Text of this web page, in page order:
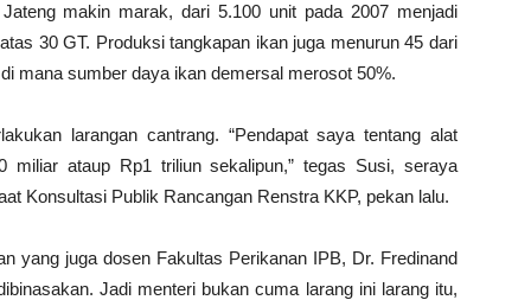
makin marak, dari 5.100 unit pada 2007 menjadi
30 GT. Produksi tangkapan ikan juga menurun 45 dari
mana sumber daya ikan demersal merosot 50%.
larangan cantrang. “Pendapat saya tentang alat
miliar ataup Rp1 triliun sekalipun,” tegas Susi, seraya
Konsultasi Publik Rancangan Renstra KKP, pekan lalu.
yang juga dosen Fakultas Perikanan IPB, Dr. Fredinand
Jadi menteri bukan cuma larang ini larang itu,